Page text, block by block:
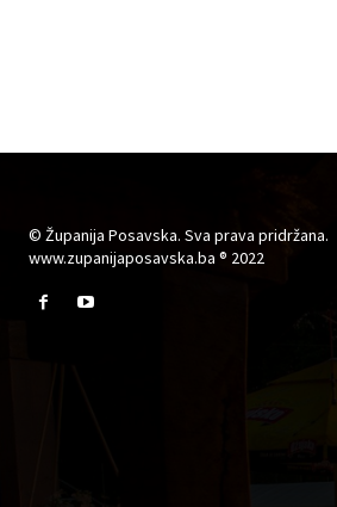
© Županija Posavska. Sva prava pridržana.
www.zupanijaposavska.ba ® 2022